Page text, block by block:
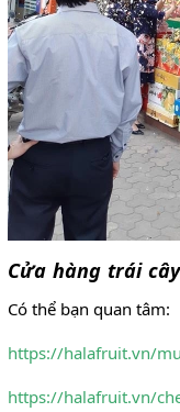
Cửa hàng trái
Có thể bạn quan tâm:
https://halafruit.vn/
https://halafruit.vn/